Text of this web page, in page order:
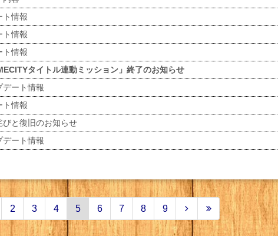
ト情報
ト情報
ト情報
タイトル連動ミッション」終了のお知らせ
デート情報
ト情報
と復旧のお知らせ
デート情報
2 3 4 5 6 7 8 9